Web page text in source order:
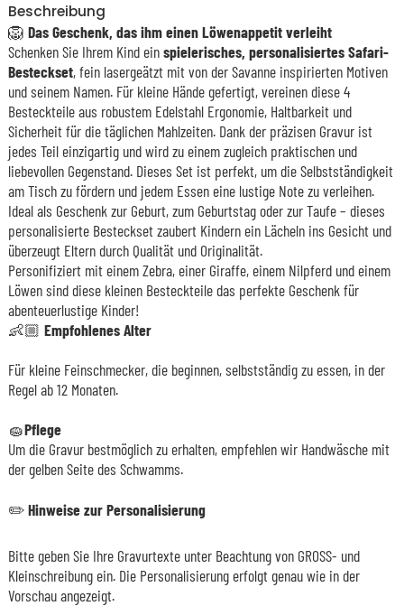
Beschreibung
🦁 Das Geschenk, das ihm einen Löwenappetit verleiht
Schenken Sie Ihrem Kind einspielerisches, personalisiertes Safari-
Besteckset, fein lasergeätzt mit von der Savanne inspirierten Motiven
und seinem Namen. Für kleine Hände gefertigt, vereinen diese 4
Besteckteile aus robustem Edelstahl Ergonomie, Haltbarkeit und
Sicherheit für die täglichen Mahlzeiten. Dank der präzisen Gravur ist
jedes Teil einzigartig und wird zu einem zugleich praktischen und
liebevollen Gegenstand. Dieses Set ist perfekt, um die Selbstständigkeit
am Tisch zu fördern und jedem Essen eine lustige Note zu verleihen.
Ideal als Geschenk zur Geburt, zum Geburtstag oder zur Taufe – dieses
personalisierte Besteckset zaubert Kindern ein Lächeln ins Gesicht und
überzeugt Eltern durch Qualität und Originalität.
Personifiziert mit einem Zebra, einer Giraffe, einem Nilpferd und einem
Löwen sind diese kleinen Besteckteile das perfekte Geschenk für
abenteuerlustige Kinder!
👶🏼 Empfohlenes Alter
Für kleine Feinschmecker, die beginnen, selbstständig zu essen, in der
Regel ab 12 Monaten.
🧽Pflege
Um die Gravur bestmöglich zu erhalten, empfehlen wir Handwäsche mit
der gelben Seite des Schwamms.
✏️Hinweise zur Personalisierung
Bitte geben Sie Ihre Gravurtexte unter Beachtung von GROSS- und
Kleinschreibung ein. Die Personalisierung erfolgt genau wie in der
Vorschau angezeigt.